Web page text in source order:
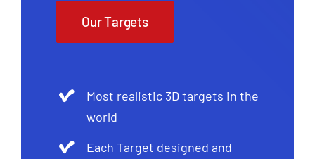
Our Targets
Most realistic 3D targets in the
world
Each Target designed and